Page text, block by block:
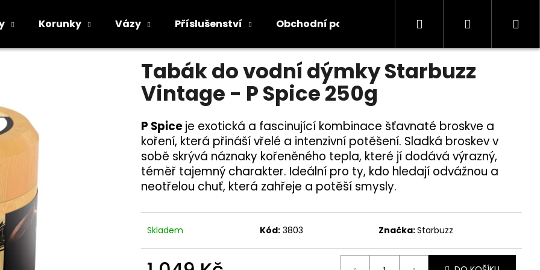
Korunky Vázy Příslušenství Obchodní podmínky Kontakty Informace
Hledat Přihlášení
hodnocení
produktu
0,0
z
hvězdiček.
Tabák do vodní dýmky Starbuzz
Vintage - P Spice 250g
P Spiceje exotická a fascinující kombinace šťavnaté broskve a
koření, která přináší vřelé a intenzivní potěšení. Sladká broskev v
sobě skrývá náznaky kořeněného tepla, které jí dodává výrazný,
téměř tajemný charakter. Ideální pro ty, kdo hledají odvážnou a
neotřelou chuť, která zahřeje a potěší smysly.
Skladem Kód: 3803 Značka:Starbuzz
Co potřebujete najít?